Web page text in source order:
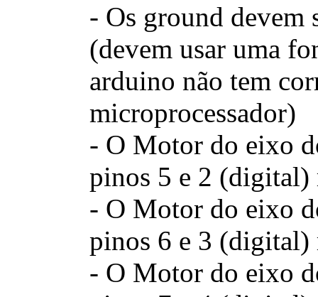
- Os ground devem
(devem usar uma
arduino não tem
microprocessador)
- O Motor do eixo
pinos 5 e 2 (digital)
- O Motor do eixo
pinos 6 e 3 (digital)
- O Motor do eixo